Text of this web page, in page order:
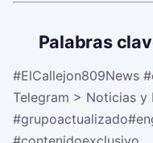
Palabras
#ElCallejon809News
Telegram > Noticias y
#grupoactualizado